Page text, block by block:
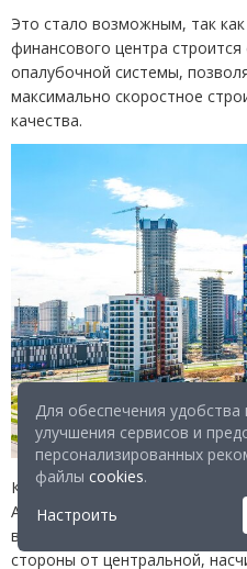
Это стало возможным, так
финансового центра
опалубочной системы,
максимально скоростное
качества.
Количество этажей на самой
А запланировано 42 — 180
в Беларуси. Две средние
стороны от центральной,
Для обеспечения удобства
улучшения сервисов и
персонализированных
файлы cookies.
Настроить